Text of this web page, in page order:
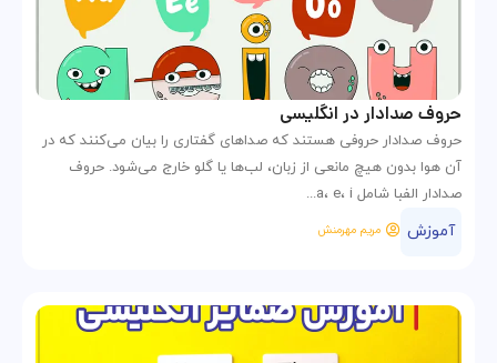
حروف صدادار در انگلیسی
حروف صدادار حروفی هستند که صداهای گفتاری را بیان می‌کنند که در
آن هوا بدون هیچ مانعی از زبان، لب‌ها یا گلو خارج می‌شود. حروف
صدادار الفبا شامل a، e، i...
آموزش مریم مهرمنش